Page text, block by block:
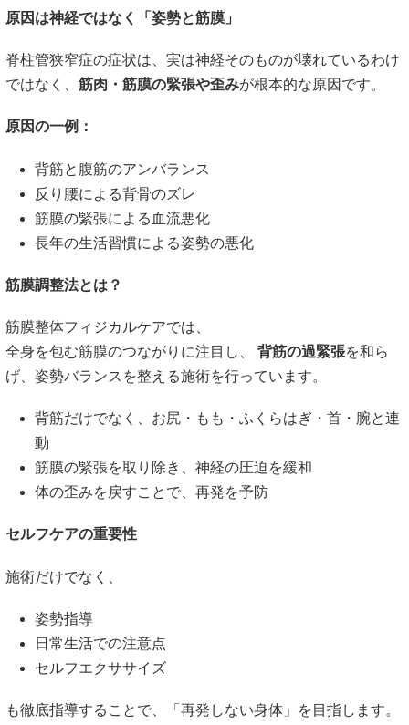
原因は神経ではなく「姿勢と筋膜」
脊柱管狭窄症の症状は、実は神経そのものが壊れているわけ
ではなく、 筋肉・筋膜の緊張や歪みが根本的な原因です。
原因の一例：
背筋と腹筋のアンバランス
反り腰による背骨のズレ
筋膜の緊張による血流悪化
長年の生活習慣による姿勢の悪化
筋膜調整法とは？
筋膜整体フィジカルケアでは、
全身を包む筋膜のつながりに注目し、 背筋の過緊張を和ら
げ、姿勢バランスを整える施術を行っています。
背筋だけでなく、お尻・もも・ふくらはぎ・首・腕と連
動
筋膜の緊張を取り除き、神経の圧迫を緩和
体の歪みを戻すことで、再発を予防
セルフケアの重要性
施術だけでなく、
姿勢指導
日常生活での注意点
セルフエクササイズ
も徹底指導することで、「再発しない身体」を目指します。